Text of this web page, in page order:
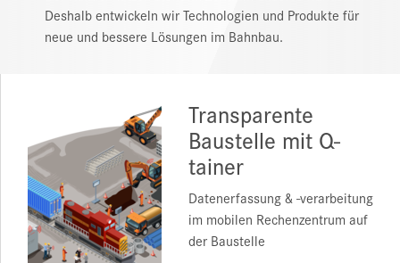
REFERENZEN
DOWNLOAD CENTER
ONLINE MAGAZIN
Deshalb entwickeln wir Technologien und Produkte für
neue und bessere Lösungen im Bahnbau.
Transparente
Baustelle mit Q-
tainer
Datenerfassung & -verarbeitung
im mobilen Rechenzentrum auf
der Baustelle